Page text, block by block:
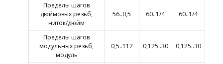
Пределы шагов
дюймовых резьб,
ниток/дюйм
56..0,5 60..1/4 60..1/4
Пределы шагов
модульных резьб,
модуль
0,5..112 0,125..30 0,125..30